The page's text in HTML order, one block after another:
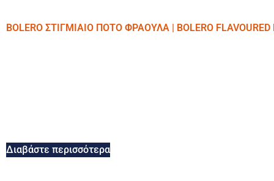
BOLERO ΣΤΙΓΜΙΑΙΟ ΠΟΤΟ ΦΡΑΟΥΛΑ | BOLERO FLAVOURED
Διαβάστε περισσότερα